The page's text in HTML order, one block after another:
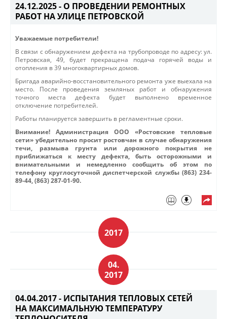
24.12.2025 - О ПРОВЕДЕНИИ РЕМОНТНЫХ
РАБОТ НА УЛИЦЕ ПЕТРОВСКОЙ
Уважаемые потребители!
В связи с обнаружением дефекта на трубопроводе по адресу: ул.
Петровская, 49, будет прекращена подача горячей воды и
отопления в 39 многоквартирных домов.
Бригада аварийно-восстановительного ремонта уже выехала на
место. После проведения земляных работ и обнаружения
точного места дефекта будет выполнено временное
отключение потребителей.
Работы планируется завершить в регламентные сроки.
Внимание! Администрация ООО «Ростовские тепловые
сети» убедительно просит ростовчан в случае обнаружения
течи, размыва грунта или дорожного покрытия не
приближаться к месту дефекта, быть осторожными и
внимательными и немедленно сообщить об этом по
телефону круглосуточной диспетчерской службы (863) 234-
89-44, (863) 287-01-90.
2017
04.
2017
04.04.2017 - ИСПЫТАНИЯ ТЕПЛОВЫХ СЕТЕЙ
НА МАКСИМАЛЬНУЮ ТЕМПЕРАТУРУ